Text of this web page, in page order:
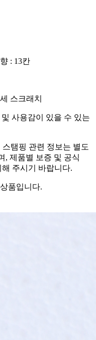
: 13칸
스크래치
사용감이 있을 수 있는
탬핑 관련 정보는 별도
, 제품별 보증 및 공식
주시기 바랍니다.
품입니다.